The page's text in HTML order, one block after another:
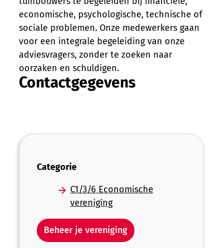
economische, psychologische, technische of
sociale problemen. Onze medewerkers gaan
voor een integrale begeleiding van onze
adviesvragers, zonder te zoeken naar
oorzaken en schuldigen.
Contactgegevens
Categorie
C1/3/6 Economische
vereniging
Beheer je vereniging